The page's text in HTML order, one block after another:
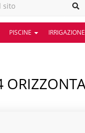
PISCINE IRRIGAZIONE